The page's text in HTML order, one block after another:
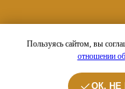
Пользуясь сайтом, вы
отношении
ОК, НЕ